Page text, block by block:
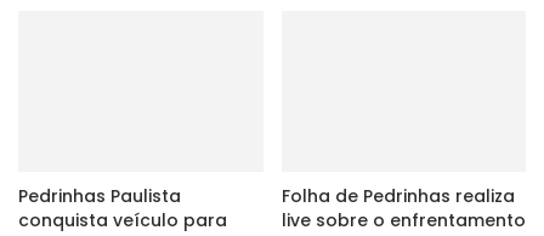
Pedrinhas Paulista
conquista veículo para
Folha de Pedrinhas realiza
live sobre o enfrentamento